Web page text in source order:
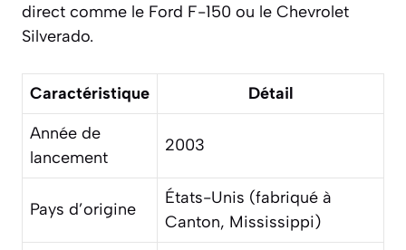
direct comme le Ford F-150 ou le Chevrolet
Silverado.
Caractéristique
Détail
Année de
lancement
2003
Pays d’origine
États-Unis (fabriqué à
Canton, Mississippi)